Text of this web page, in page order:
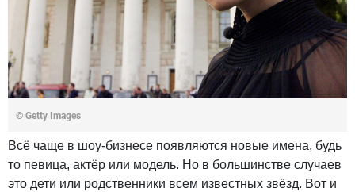
© Getty Images
Всё чаще в шоу-бизнесе появляются новые имена, будь
то певица, актёр или модель. Но в большинстве случаев
это дети или родственники всем известных звёзд. Вот и